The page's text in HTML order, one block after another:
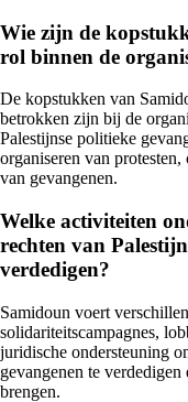
Wie zijn de
rol binnen de
De kopstukken van
betrokken zijn bij de
Palestijnse politieke
organiseren van
van gevangenen.
Welke activiteiten
rechten van
verdedigen?
Samidoun voert
solidariteitscampagnes,
juridische ondersteuning
gevangenen te
brengen.